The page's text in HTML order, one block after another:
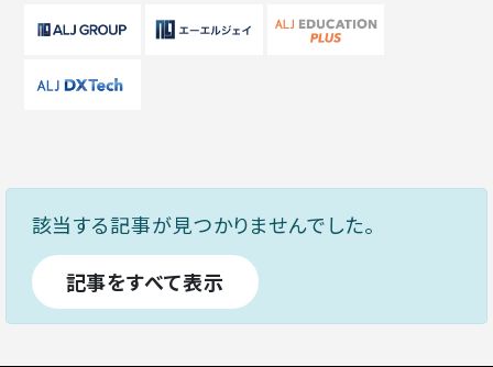
該当する記事が見つかりませんでした。
記事をすべて表示